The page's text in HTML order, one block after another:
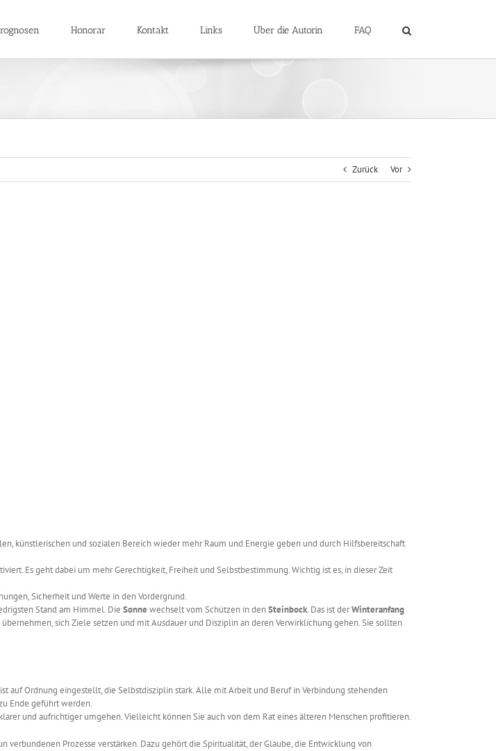
Honorar Kontakt Links Über die Autorin FAQ
Zurück Vor
künstlerischen und sozialen Bereich wieder mehr Raum und Energie geben und durch Hilfsbereitschaft
Es geht dabei um mehr Gerechtigkeit, Freiheit und Selbstbestimmung. Wichtig ist es, in dieser Zeit
Sicherheit und Werte in den Vordergrund.
Stand am Himmel. Die Sonne wechselt vom Schützen in denSteinbock. Das ist derWinteranfang
sich Ziele setzen und mit Ausdauer und Disziplin an deren Verwirklichung gehen. Sie sollten
auf Ordnung eingestellt, die Selbstdisziplin stark. Alle mit Arbeit und Beruf in Verbindung stehenden
Ende geführt werden.
und aufrichtiger umgehen. Vielleicht können Sie auch von dem Rat eines älteren Menschen profitieren.
verbundenen Prozesse verstärken. Dazu gehört die Spiritualität, der Glaube, die Entwicklung von